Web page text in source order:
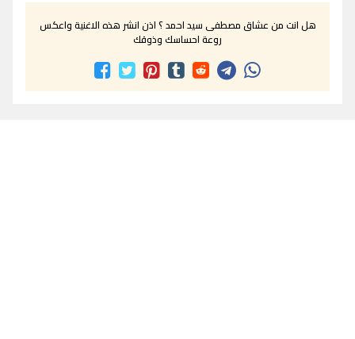
هل انت من عشاق مصطفى سيد احمد ؟ اذن انشر هذه الاغنية واعكس
روعة احساسك وذوقك